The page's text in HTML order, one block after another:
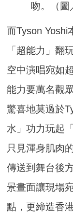
吻。（圖
而Tyson Yoshi
「超能力」翻
空中演唱宛如
能力要萬名觀
驚喜地莫過於
水」功力玩起
只見渾身肌肉
傳送到舞台後
景畫面讓現場
點，更締造香